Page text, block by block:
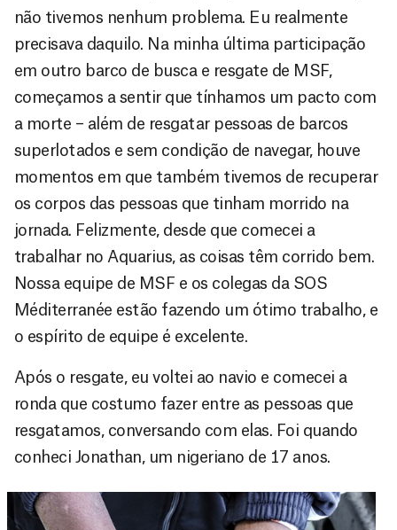
não tivemos nenhum problema. Eu realmente
precisava daquilo. Na minha última participação
em outro barco de busca e resgate de MSF,
começamos a sentir que tínhamos um pacto com
a morte – além de resgatar pessoas de barcos
superlotados e sem condição de navegar, houve
momentos em que também tivemos de recuperar
os corpos das pessoas que tinham morrido na
jornada. Felizmente, desde que comecei a
trabalhar no Aquarius, as coisas têm corrido bem.
Nossa equipe de MSF e os colegas da SOS
Méditerranée estão fazendo um ótimo trabalho, e
o espírito de equipe é excelente.
Após o resgate, eu voltei ao navio e comecei a
ronda que costumo fazer entre as pessoas que
resgatamos, conversando com elas. Foi quando
conheci Jonathan, um nigeriano de 17 anos.